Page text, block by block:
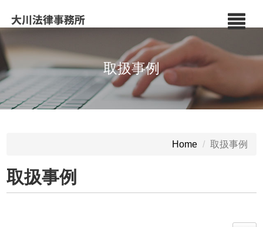
取扱事例
Home 取扱事例
取扱事例